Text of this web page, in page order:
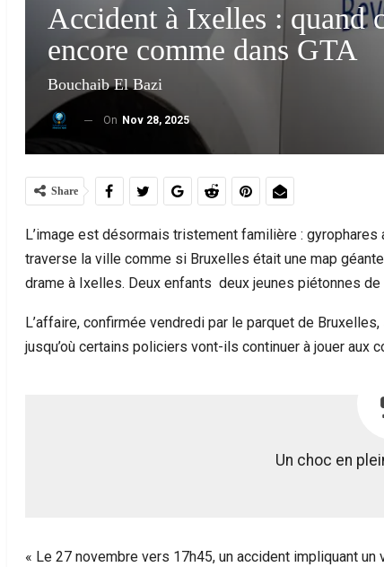
Accident à Ixelles : quand
encore comme dans GTA
Bouchaib El Bazi
On Nov 28, 2025
Share
L’image est désormais tristement familière :
traverse la ville comme si Bruxelles était une map
drame à Ixelles. Deux enfants deux jeunes piétonnes
L’affaire, confirmée vendredi par le parquet de
jusqu’où certains policiers vont-ils continuer à jouer aux
Un choc en
« Le 27 novembre vers 17h45, un accident impliquant
Ceuta : Les Messages Qui Poussent Au Départ, Le
Miroir D’un Malaise Social Plus…